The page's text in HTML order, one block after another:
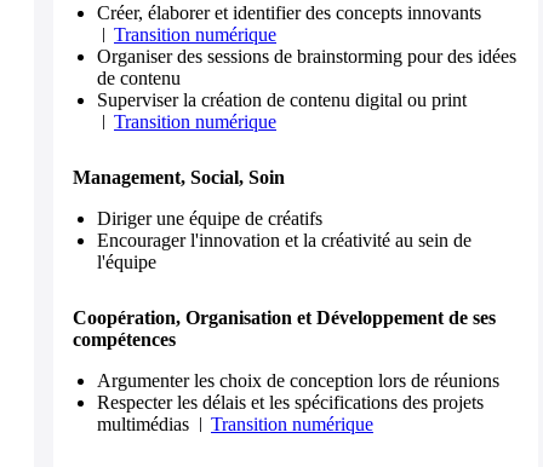
Créer, élaborer et identifier des concepts innovants
Transition numérique
Organiser des sessions de brainstorming pour des idées
de contenu
Superviser la création de contenu digital ou print
Transition numérique
Management, Social, Soin
Diriger une équipe de créatifs
Encourager l'innovation et la créativité au sein de
l'équipe
Coopération, Organisation et Développement de ses
compétences
Argumenter les choix de conception lors de réunions
Respecter les délais et les spécifications des projets
multimédias
Transition numérique